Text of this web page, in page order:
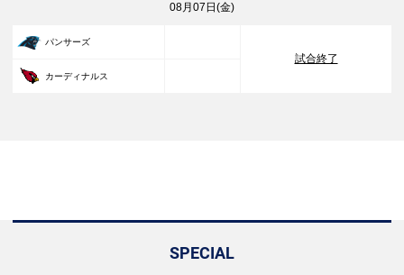
08月07日(金)
パンサーズ
試合終了
カーディナルス
SPECIAL